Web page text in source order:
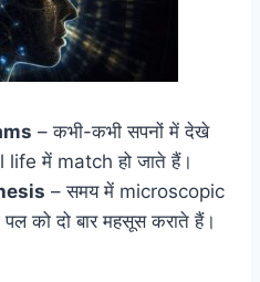
– कभी-कभी सपनों में देखे
life में match हो जाते हैं।
– समय में microscopic
को दो बार महसूस कराते हैं।